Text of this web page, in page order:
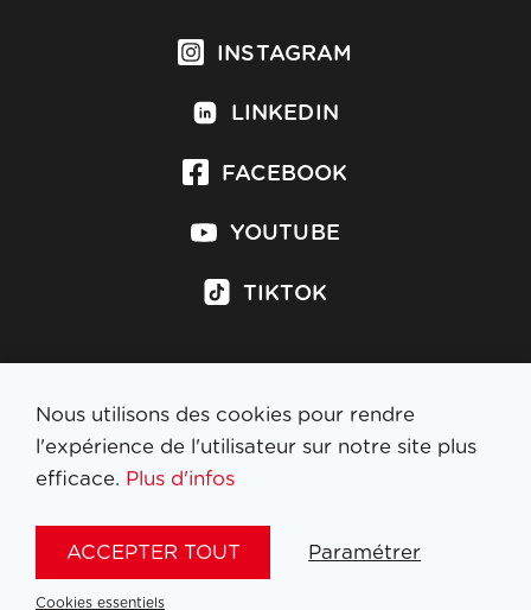
INSTAGRAM
LINKEDIN
FACEBOOK
YOUTUBE
TIKTOK
S'inscrire à la newsletter
Nous utilisons des cookies pour rendre
l'expérience de l'utilisateur sur notre site plus
efficace. Plus d'infos
ACCEPTER TOUT Paramétrer
Cookies essentiels